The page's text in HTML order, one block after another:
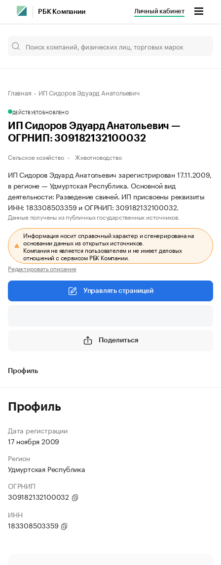
РБК Компании Личный кабинет
Главная ИП Сидоров Эдуард Анатольевич
ДЕЙСТВУЕТОБНОВЛЕНО
ИП Сидоров Эдуард Анатольевич —
ОГРНИП: 309182132100032
Сельское хозяйство Животноводство
ИП Сидоров Эдуард Анатольевич зарегистрирован 17.11.2009,
в регионе — Удмуртская Республика. Основной вид
деятельности: Разведение свиней. ИП присвоены реквизиты
ИНН: 183308503359 и ОГРНИП: 309182132100032.
Данные получены из публичных государственных источников.
Информация носит справочный характер и сгенерирована на
основании данных из открытых источников.
Компания не является пользователем и не имеет деловых
отношений с сервисом РБК Компании.
Редактировать описание
Управлять страницей
Поделиться
Профиль
Профиль
Дата регистрации
17 ноября 2009
Регион
Удмуртская Республика
ОГРНИП
309182132100032
ИНН
183308503359